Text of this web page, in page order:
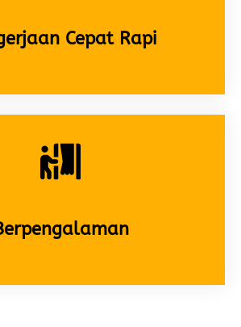
Tukang Lamongan